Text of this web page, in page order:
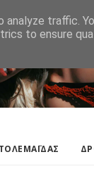
ΠΤΟΛΕΜΑΙΔΑΣ
traffic.
to ensure